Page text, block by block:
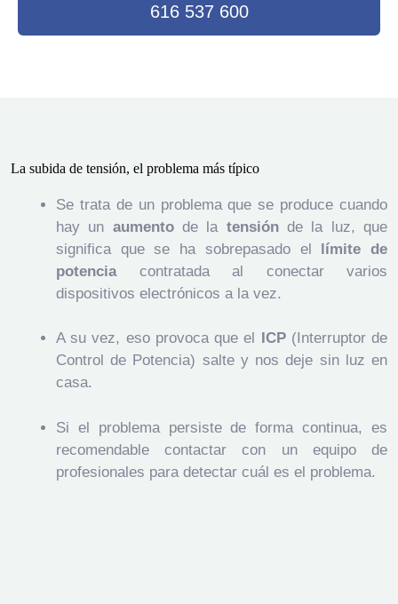
616 537 600
La subida de tensión, el problema más típico
Se trata de un problema que se produce cuando
hay un aumentode la tensiónde la luz, que
significa que se ha sobrepasado el límite de
potenciacontratada al conectar varios
dispositivos electrónicos a la vez.
A su vez, eso provoca que el ICP (Interruptor de
Control de Potencia) salte y nos deje sin luz en
casa.
Si el problema persiste de forma continua, es
recomendable contactar con un equipo de
profesionales para detectar cuál es el problema.